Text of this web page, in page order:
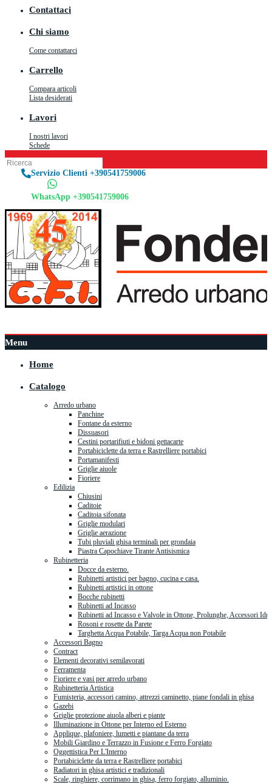
Contattaci
Chi siamo
Come contattarci
Carrello
Compara articoli
Lista desiderati
Lavori
I nostri lavori
Schede
Servizio Clienti +390541759006
WhatsApp +390541759006
Menu
Home
Catalogo
Arredo urbano
Panchine
Fontane da esterno
Dissuasori
Cestini portarifiuti e bidoni gettacarte
Portabiciclette da terra e Rastrelliere portabici
Portamanifesti
Griglie aiuole
Fioriere
Edilizia
Chiusini
Caditoie
Caditoia sifonata
Griglie modulari
Griglie aerazione
Tubi pluviali ghisa terminali per grondaia
Piastra Capochiave Tirante Antisismica
Rubinetteria
Docce da esterno.
Rubinetti artistici per bagno, cucina e casa.
Rubinetti artistici in ottone
Bocche rubinetti
Rubinetti ad Incasso
Rubinetti ad Incasso e Valvole in Ottone, Prolunghe, Accessori
Rosoni e rosette da Parete
Targhetta Acqua Potabile, Targa Acqua non Potabile
Accessori Bagno
Contract
Elementi decorativi semilavorati
Ferramenta
Fioriere e vasi per arredo urbano
Rubinetteria Artistica
Fumisteria, accessori camino, attrezzi caminetto, piane fondali in ghisa
Gazebi
Griglie protezione aiuola alberi e piante
Illuminazione in Ottone per Interno ed Esterno
Applique, plafoniere, lumetti e piantane da terra
Mobili Giardino e Terrazzo in Fusione e Ferro Forgiato
Oggettistica Per L'Interno
Portabiciclette da terra e Rastrelliere portabici
Radiatori in ghisa artistici e tradizionali
Scale, ringhiere, corrimano in ghisa, ferro forgiato, alluminio.